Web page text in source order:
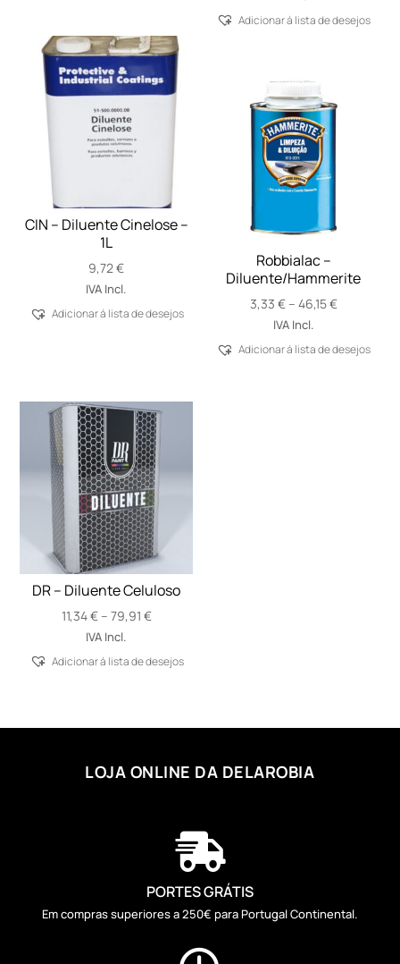
Adicionar á lista de desejos
CIN – Diluente Cinelose –
1L
9,72€
IVA Incl.
Adicionar á lista de desejos
Robbialac –
Diluente/Hammerite
3,33 € – 46,15€Price
through
IVA Incl.
Adicionar á lista de desejos
DR – Diluente Celuloso
11,34€ – 79,91 €Price
through
IVA Incl.
Adicionar á lista de desejos
LOJA ONLINE DA DELAROBIA

PORTES GRÁTIS
Em compras superiores a 250€ para Portugal Continental.